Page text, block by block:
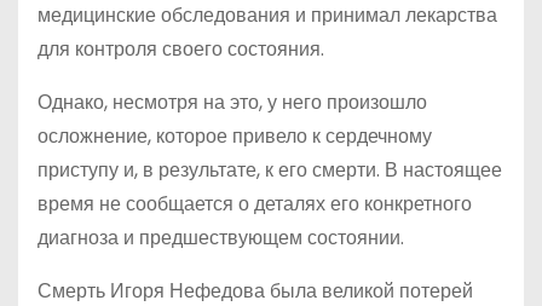
медицинские обследования и принимал лекарства
для контроля своего состояния.
Однако, несмотря на это, у него произошло
осложнение, которое привело к сердечному
приступу и, в результате, к его смерти. В настоящее
время не сообщается о деталях его конкретного
диагноза и предшествующем состоянии.
Смерть Игоря Нефедова была великой потерей